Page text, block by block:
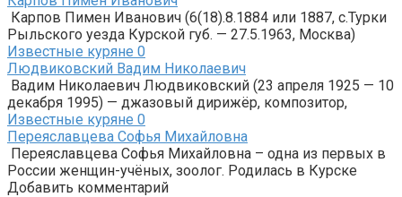
Карпов Пимен Иванович (6(18).8.1884 или 1887, с.Турки
Рыльского уезда Курской губ. — 27.5.1963, Москва)
Известные куряне 0
Людвиковский Вадим Николаевич
Вадим Николаевич Людвиковский (23 апреля 1925 — 10
декабря 1995) — джазовый дирижёр, композитор,
Известные куряне 0
Переяславцева Софья Михайловна
Переяславцева Софья Михайловна – одна из первых в
России женщин-учёных, зоолог. Родилась в Курске
Добавить комментарий